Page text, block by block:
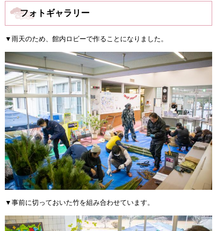
フォトギャラリー
▼雨天のため、館内ロビーで作ることになりました。
▼事前に切っておいた竹を組み合わせています。